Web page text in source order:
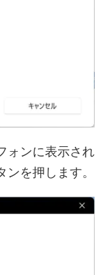
ォンに表示され
を押します。